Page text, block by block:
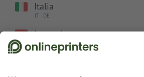
Italia
IT DE
Luxembourg
DE FR